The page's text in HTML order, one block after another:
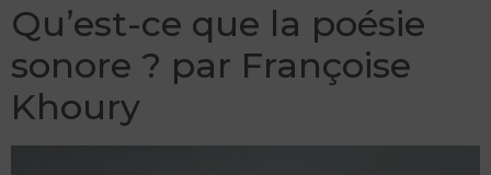
Qu’est-ce que la poésie
sonore ? par Françoise
Khoury